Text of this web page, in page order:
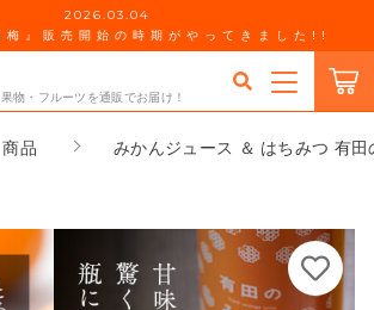
2026.03.04
梅』販売開始の時期がやってきました!!
物・フルーツを通販でお届け！
商品 みかんジュース ＆ はちみつ 有
追加しました
ース ＆ はちみつ 有田のみかんジュース（5
/ 会員登録
冷凍フルーツ
培みかんーハウスみかん―